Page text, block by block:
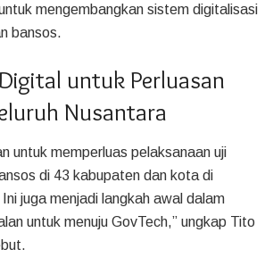
mengembangkan sistem digitalisasi
bansos.
untuk Perluasan
Nusantara
untuk memperluas pelaksanaan uji
di 43 kabupaten dan kota di
juga menjadi langkah awal dalam
untuk menuju GovTech,” ungkap Tito